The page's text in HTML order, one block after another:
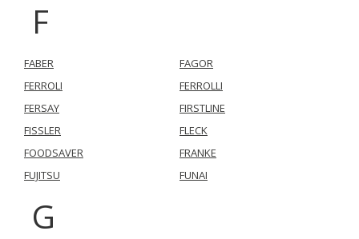
F
FABER
FAGOR
FERROLI
FERROLLI
FERSAY
FIRSTLINE
FISSLER
FLECK
FOODSAVER
FRANKE
FUJITSU
FUNAI
G